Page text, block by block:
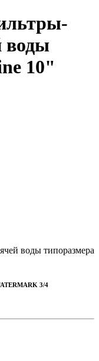
воды
10"
воды типоразмера
3/4